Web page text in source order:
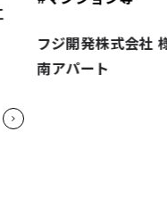
式会社 様 N-Bloom六条